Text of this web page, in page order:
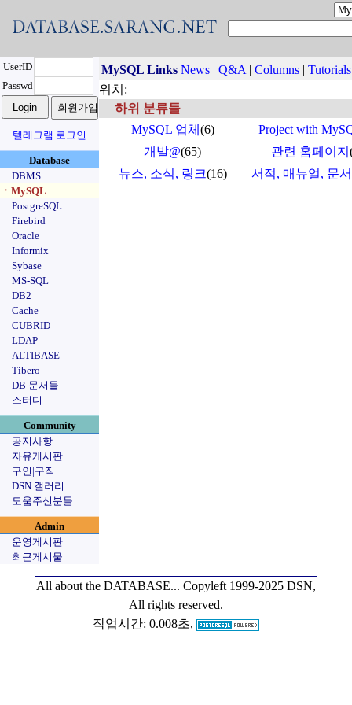
UserID
Passwd
텔레그램 로그인
Database
DBMS
ㆍMySQL
PostgreSQL
Firebird
Oracle
Informix
Sybase
MS-SQL
DB2
Cache
CUBRID
LDAP
ALTIBASE
Tibero
DB 문서들
스터디
Community
공지사항
자유게시판
구인|구직
DSN 갤러리
도움주신분들
Admin
운영게시판
최근게시물
MySQL Links News | Q&A | Columns | Tutorials
위치:
하위 분류들
MySQL 업체 (6)
Project with
개발@(65) 관련 홈페이지
뉴스, 소식, 링크(16) 서적, 매뉴얼, 문
All about the DATABASE... Copyleft 1999-2025 DSN,
All rights reserved.
작업시간: 0.008초,